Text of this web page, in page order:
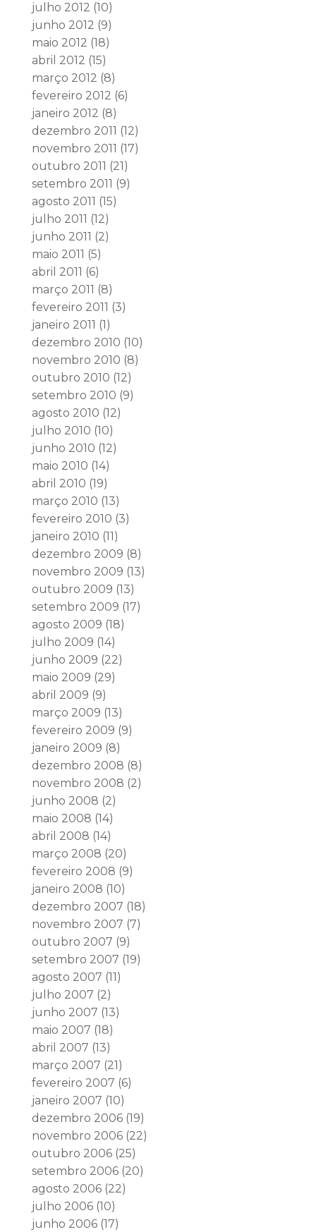
julho 2012 (10)
junho 2012 (9)
maio 2012 (18)
abril 2012 (15)
março 2012 (8)
fevereiro 2012 (6)
janeiro 2012 (8)
dezembro 2011 (12)
novembro 2011 (17)
outubro 2011 (21)
setembro 2011 (9)
agosto 2011 (15)
julho 2011 (12)
junho 2011 (2)
maio 2011 (5)
abril 2011 (6)
março 2011 (8)
fevereiro 2011 (3)
janeiro 2011 (1)
dezembro 2010 (10)
novembro 2010 (8)
outubro 2010 (12)
setembro 2010 (9)
agosto 2010 (12)
julho 2010 (10)
junho 2010 (12)
maio 2010 (14)
abril 2010 (19)
março 2010 (13)
fevereiro 2010 (3)
janeiro 2010 (11)
dezembro 2009 (8)
novembro 2009 (13)
outubro 2009 (13)
setembro 2009 (17)
agosto 2009 (18)
julho 2009 (14)
junho 2009 (22)
maio 2009 (29)
abril 2009 (9)
março 2009 (13)
fevereiro 2009 (9)
janeiro 2009 (8)
dezembro 2008 (8)
novembro 2008 (2)
junho 2008 (2)
maio 2008 (14)
abril 2008 (14)
março 2008 (20)
fevereiro 2008 (9)
janeiro 2008 (10)
dezembro 2007 (18)
novembro 2007 (7)
outubro 2007 (9)
setembro 2007 (19)
agosto 2007 (11)
julho 2007 (2)
junho 2007 (13)
maio 2007 (18)
abril 2007 (13)
março 2007 (21)
fevereiro 2007 (6)
janeiro 2007 (10)
dezembro 2006(19)
novembro 2006(22)
outubro 2006(25)
setembro 2006(20)
agosto 2006(22)
julho 2006(10)
junho 2006(17)